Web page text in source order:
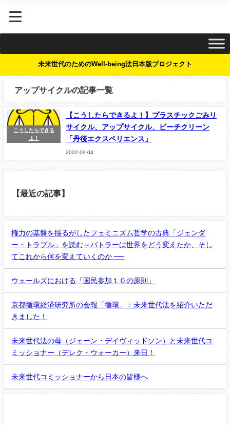
未来世代のためのWell-being法日本版プロジェクト
アップサイクルの記事一覧
こうしたらできる
よ！
【こうしたらできるよ！】プラスチックごみリ
サイクル、アップサイクル、ビーチクリーン
「丹後エクスペリエンス」
2022-09-04
【最近の記事】
権力の基盤を揺るがしたフェミニズム哲学の古典「ジェンダ
ー・トラブル」を読む～バトラーは世界をどう変えたか、そし
てこれから何を変えていくのか ──
ウェールズにおける「国民参加１０の原則」
京都循環経済研究所の会報「循環」：未来世代法を紹介いただ
きました！
未来世代法の母（ジェーン・デイヴィッドソン）と未来世代コ
ミッショナー（デレク・ウォーカー）来日！
未来世代コミッショナーから日本の皆様へ